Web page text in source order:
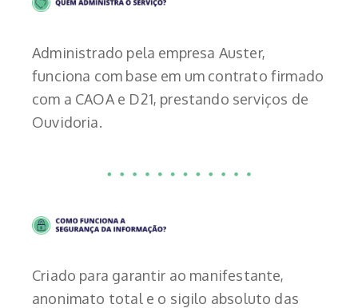
Administrado pela empresa Auster,
funciona com base em um contrato firmado
com a CAOA e D21, prestando serviços de
Ouvidoria.
Criado para garantir ao manifestante,
anonimato total e o sigilo absoluto das